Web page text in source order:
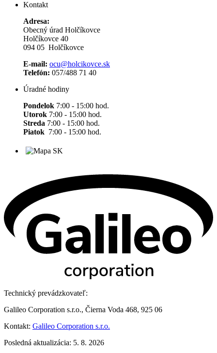
Kontakt
Adresa:
Obecný úrad Holčíkovce
Holčíkovce 40
094 05 Holčíkovce
E-mail: ocu@holcikovce.sk
Telefón: 057/488 71 40
Úradné hodiny
Pondelok 7:00 - 15:00 hod.
Utorok 7:00 - 15:00 hod.
Streda 7:00 - 15:00 hod.
Piatok 7:00 - 15:00 hod.
Technický prevádzkovateľ:
Galileo Corporation s.r.o., Čierna Voda 468, 925 06
Kontakt: Galileo Corporation s.r.o.
Posledná aktualizácia: 5. 8. 2026